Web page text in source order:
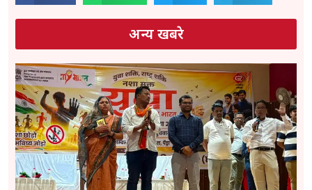
अन्य खबरे